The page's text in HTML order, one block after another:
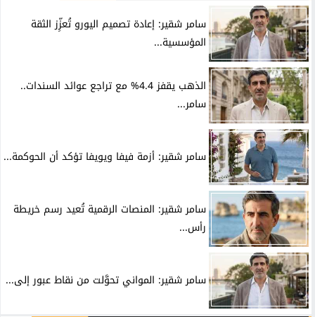
سامر شقير: إعادة تصميم اليورو تُعزِّز الثقة
المؤسسية...
الذهب يقفز 4.4% مع تراجع عوائد السندات..
سامر...
سامر شقير: أزمة فيفا ويويفا تؤكد أن الحوكمة...
سامر شقير: المنصات الرقمية تُعيد رسم خريطة
رأس...
سامر شقير: المواني تحوَّلت من نقاط عبور إلى...